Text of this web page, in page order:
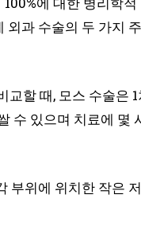
과 수술의 두 가지
할 때, 모스 수술은
수 있으며 치료에 몇
부위에 위치한 작은